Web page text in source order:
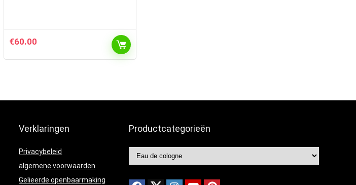
€60.00
Verklaringen
Privacybeleid
algemene voorwaarden
Gelieerde openbaarmaking
Productcategorieën